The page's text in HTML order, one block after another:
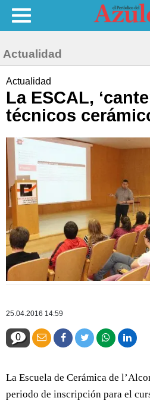
Actualidad
Actualidad
La ESCAL,
técnicos
25.04.2016 14:59
0
La Escuela de Cerámica de
periodo de inscripción para el